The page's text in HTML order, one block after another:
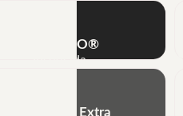
IZATURBO®
Inseticida
Bioamino® Extra